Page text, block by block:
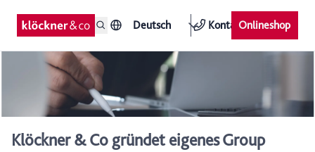
Deutsch KontaktOnlineshop
Klöckner & Co gründet eigenes Group